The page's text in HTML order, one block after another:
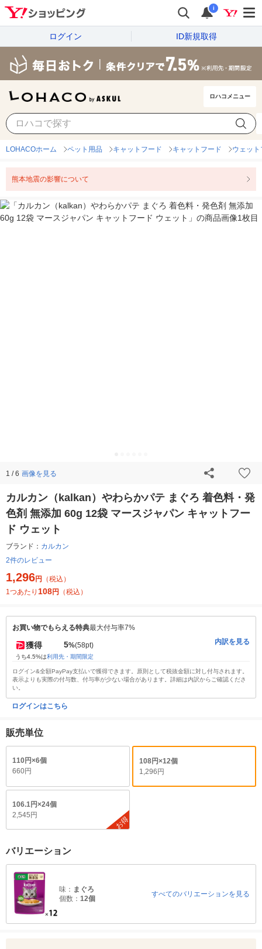
i
ログイン ID新規取得
ロハコメニュー
LOHACOホーム ペット用品 キャットフード キャットフード ウェッ
熊本地震の影響について
1 / 6 画像を見る
カルカン（kalkan）やわらかパテ まぐろ 着色料・発
色剤 無添加 60g 12袋 マースジャパン キャットフー
ド ウェット
ブランド： カルカン
2件のレビュー
1,296円
（税込）
1つあたり 108円 （税込）
お買い物でもらえる特典最大付与率7%
獲得 5%(58pt)
うち4.5%は利用先・期間限定
内訳を見る
ログイン&全額PayPay支払いで獲得できます。原則として税抜金額に対し付与されます。
表示よりも実際の付与数、付与率が少ない場合があります。詳細は内訳からご確認くださ
い。
ログインはこちら
販売単位
110円×6個
660円
108円×12個
1,296円
106.1円×24個
2,545円
お得
バリエーション
味： まぐろ
個数： 12個
すべてのバリエーションを見る